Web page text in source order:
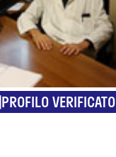
PROFILO VERIFICATO